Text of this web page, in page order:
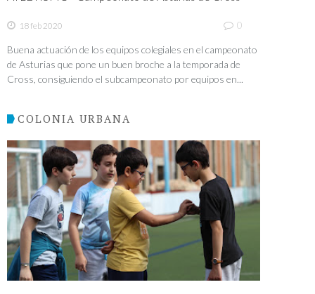
18 feb 2020 0
Buena actuación de los equipos colegiales en el campeonato
de Asturias que pone un buen broche a la temporada de
Cross, consiguiendo el subcampeonato por equipos en...
COLONIA URBANA